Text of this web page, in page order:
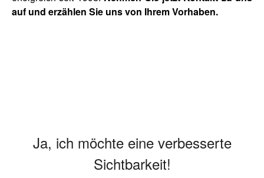
auf und erzählen Sie uns von Ihrem Vorhaben.
Ja, ich möchte eine verbesserte
Sichtbarkeit!